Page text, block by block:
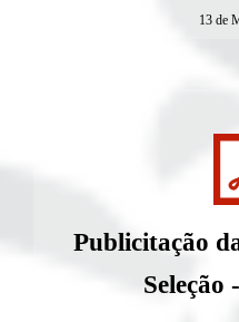
13 de
Publicitação
Seleção